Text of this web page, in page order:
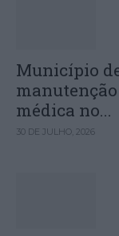
Município
médica no...
30 DE JULHO, 2026